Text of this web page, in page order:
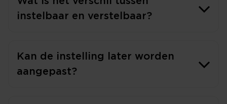
instelbaar en verstelbaar?
Kan de instelling later worden
aangepast?